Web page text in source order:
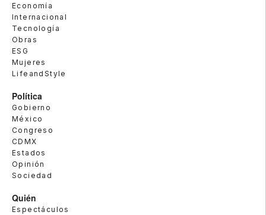
Economía
Internacional
Tecnología
Obras
ESG
Mujeres
LifeandStyle
Política
Gobierno
México
Congreso
CDMX
Estados
Opinión
Sociedad
Quién
Espectáculos